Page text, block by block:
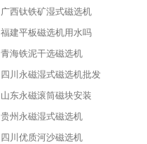
广西钛铁矿湿式磁选机
福建平板磁选机用水吗
青海铁泥干选磁选机
四川永磁湿式磁选机批发
山东永磁滚筒磁块安装
贵州永磁湿式磁选机
四川优质河沙磁选机